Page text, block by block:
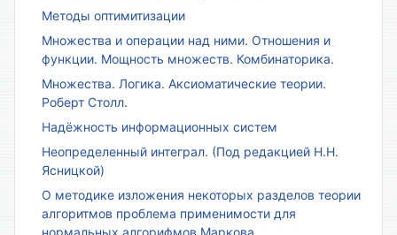
Методы оптимитизации
Множества и операции над ними. Отношения и
функции. Мощность множеств. Комбинаторика.
Множества. Логика. Аксиоматические теории.
Роберт Столл.
Надёжность информационных систем
Неопределенный интеграл. (Под редакцией Н.Н.
Ясницкой)
О методике изложения некоторых разделов теории
алгоритмов проблема применимости для
нормальных алгорифмов Маркова